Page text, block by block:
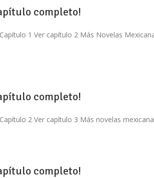
completo!
1 Ver capítulo 2 Más Novelas
completo!
2 Ver capítulo 3 Más novelas
completo!